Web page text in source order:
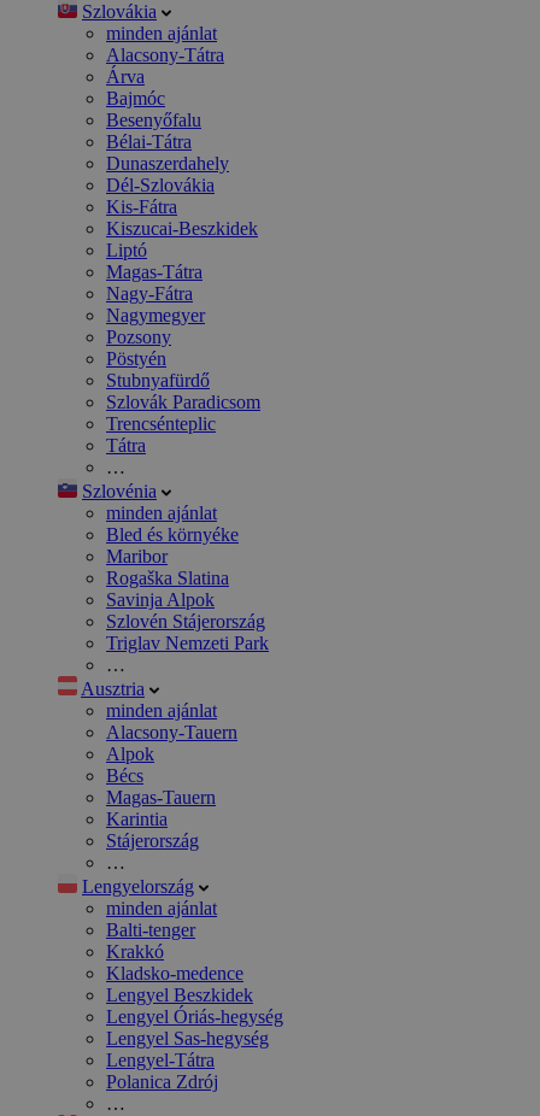
Szlovákia
minden ajánlat
Alacsony-Tátra
Árva
Bajmóc
Besenyőfalu
Bélai-Tátra
Dunaszerdahely
Dél-Szlovákia
Kis-Fátra
Kiszucai-Beszkidek
Liptó
Magas-Tátra
Nagy-Fátra
Nagymegyer
Pozsony
Pöstyén
Stubnyafürdő
Szlovák Paradicsom
Trencsénteplic
Tátra
…
Szlovénia
minden ajánlat
Bled és környéke
Maribor
Rogaška Slatina
Savinja Alpok
Szlovén Stájerország
Triglav Nemzeti Park
…
Ausztria
minden ajánlat
Alacsony-Tauern
Alpok
Bécs
Magas-Tauern
Karintia
Stájerország
…
Lengyelország
minden ajánlat
Balti-tenger
Krakkó
Kladsko-medence
Lengyel Beszkidek
Lengyel Óriás-hegység
Lengyel Sas-hegység
Lengyel-Tátra
Polanica Zdrój
…